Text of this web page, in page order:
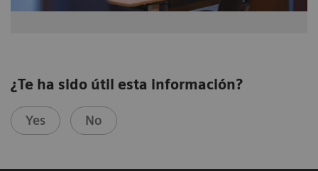
¿Te ha sido útil esta información?
Yes No